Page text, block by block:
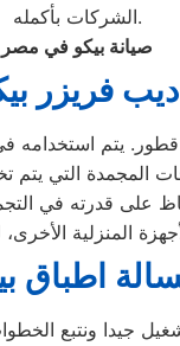
الشركات بأكمله.
صيانة بيكو في مصر
فريزر
يتم استخدامه
المجمدة التي يتم
على قدرته في
اطباق
جيدا ونتبع